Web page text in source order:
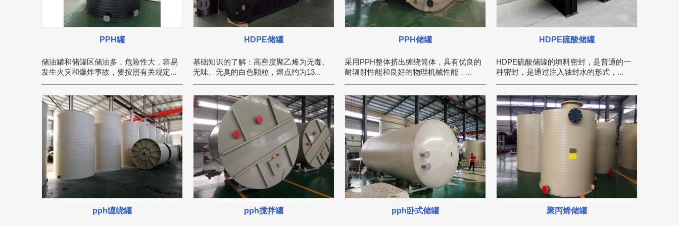
PPH罐
储油罐和储罐区储油多，危险性大，容易
发生火灾和爆炸事故，要按照有关规定...
HDPE储罐
基础知识的了解：高密度聚乙烯为无毒、
无味、无臭的白色颗粒，熔点约为13...
PPH储罐
采用PPH整体挤出缠绕筒体，具有优良的
耐辐射性能和良好的物理机械性能，...
HDPE硫酸储罐
HDPE硫酸储罐的填料密封，是普通的一
种密封，是通过注入轴封水的形式，...
pph缠绕罐 pph搅拌罐 pph卧式储罐 聚丙烯储罐